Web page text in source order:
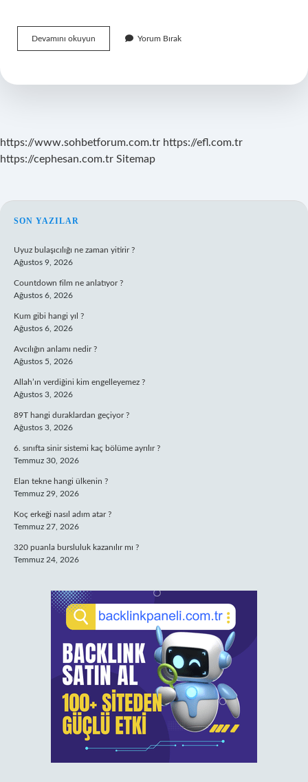
Devamını okuyun
Olduğumu
Yorum Bırak
https://www.sohbetforum.com.tr https://efl.com.tr
https://cephesan.com.tr Sitemap
SIDEBAR
SON YAZILAR
Uyuz bulaşıcılığı ne zaman yitirir ?
Ağustos 9, 2026
Countdown film ne anlatıyor ?
Ağustos 6, 2026
Kum gibi hangi yıl ?
Ağustos 6, 2026
Avcılığın anlamı nedir ?
Ağustos 5, 2026
Allah’ın verdiğini kim engelleyemez ?
Ağustos 3, 2026
89T hangi duraklardan geçiyor ?
Ağustos 3, 2026
6. sınıfta sinir sistemi kaç bölüme ayrılır ?
Temmuz 30, 2026
Elan tekne hangi ülkenin ?
Temmuz 29, 2026
Koç erkeği nasıl adım atar ?
Temmuz 27, 2026
320 puanla bursluluk kazanılır mı ?
Temmuz 24, 2026